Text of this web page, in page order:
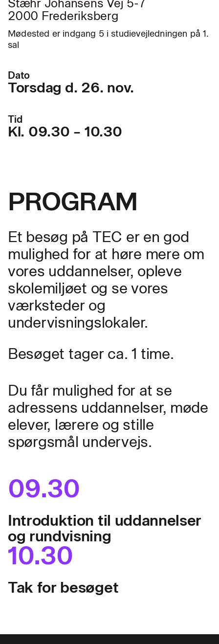
Stæhr Johansens Vej 5-7
2000 Frederiksberg
Mødested er indgang 5 i studievejledningen på 1.
sal
Dato
Torsdag d. 26. nov.
Tid
Kl. 09.30 – 10.30
PROGRAM
Et besøg på TEC er en god
mulighed for at høre mere om
vores uddannelser, opleve
skolemiljøet og se vores
værksteder og
undervisningslokaler.
Besøget tager ca. 1 time.
Du får mulighed for at se
adressens uddannelser, møde
elever, lærere og stille
spørgsmål undervejs.
09.30
Introduktion til uddannelser
og rundvisning
10.30
Tak for besøget